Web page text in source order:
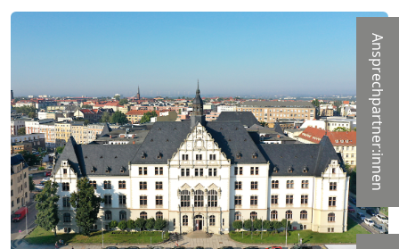
Loading
Loading Ansprechpartner:innen